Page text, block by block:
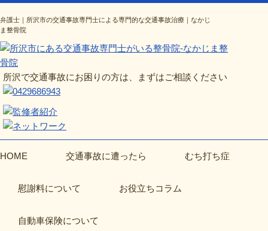
弁護士｜所沢市の交通事故専門士による専門的な交通事故治療｜なかじ
ま整骨院
所沢で交通事故にお困りの方は、まずはご相談ください
HOME 交通事故に遭ったら むち打ち症
慰謝料について お役立ちコラム
自動車保険について